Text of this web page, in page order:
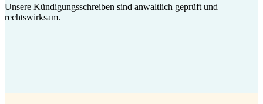
Unsere Kündigungsschreiben sind anwaltlich geprüft und
rechtswirksam.